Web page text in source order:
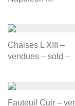
Chaises L XIII –
vendues – sold –
Fauteuil Cuir –